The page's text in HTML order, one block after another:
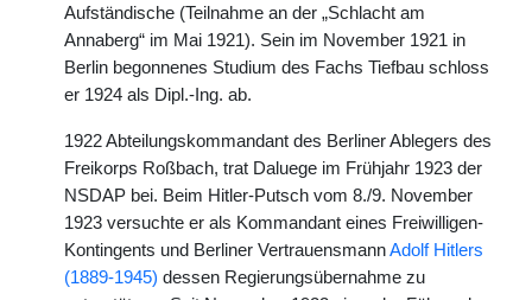
Aufständische (Teilnahme an der „Schlacht am
Annaberg“ im Mai 1921). Sein im November 1921 in
Berlin begonnenes Studium des Fachs Tiefbau schloss
er 1924 als Dipl.-Ing. ab.
1922 Abteilungskommandant des Berliner Ablegers des
Freikorps Roßbach, trat Daluege im Frühjahr 1923 der
NSDAP bei. Beim Hitler-Putsch vom 8./9. November
1923 versuchte er als Kommandant eines Freiwilligen-
Kontingents und Berliner VertrauensmannAdolf Hitlers
(1889-1945) dessen Regierungsübernahme zu